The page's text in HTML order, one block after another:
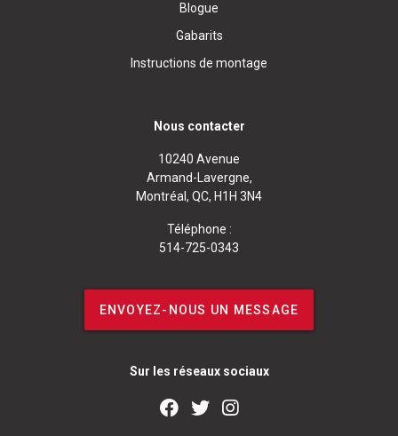
Blogue
Gabarits
Instructions de montage
Nous contacter
10240 Avenue
Armand-Lavergne,
Montréal, QC, H1H 3N4
Téléphone :
514-725-0343
ENVOYEZ-NOUS UN MESSAGE
Sur les réseaux sociaux